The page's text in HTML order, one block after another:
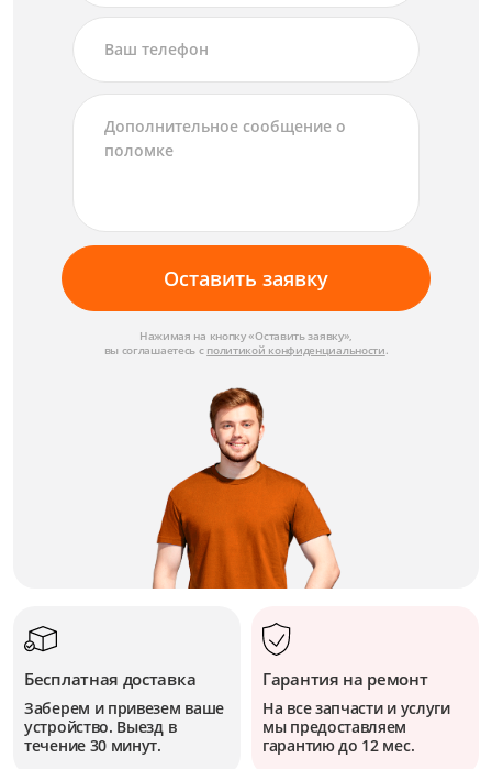
Оставить заявку
Нажимая на кнопку «Оставить заявку»,
вы соглашаетесь с политикой конфиденциальности.
Бесплатная доставка
Заберем и привезем ваше
устройство. Выезд в
течение 30 минут.
Гарантия на ремонт
На все запчасти и услуги
мы предоставляем
гарантию до 12 мес.